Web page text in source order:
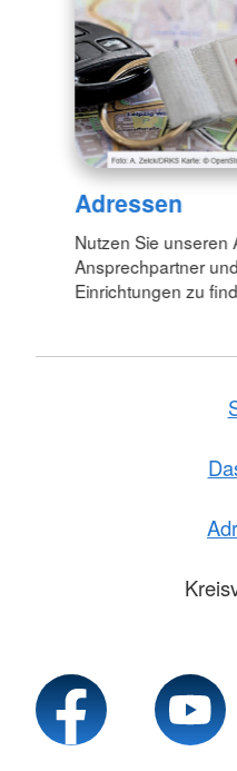
Adressen
Nutzen Sie unseren
Ansprechpartner
Einrichtungen zu